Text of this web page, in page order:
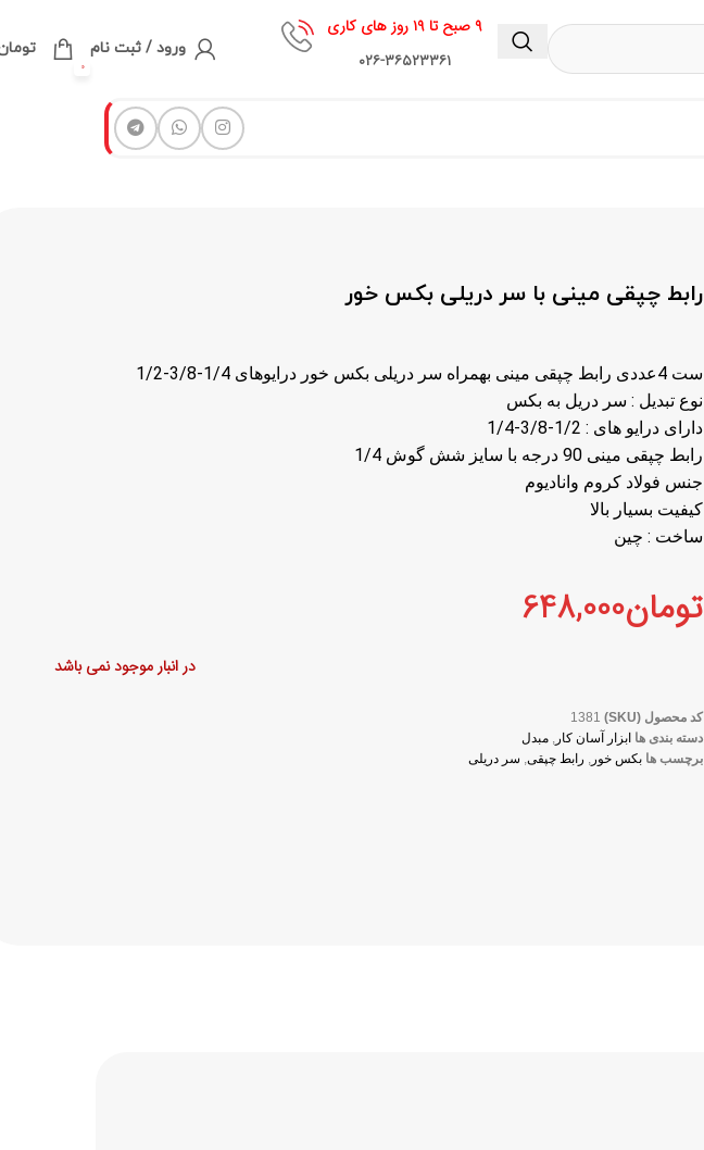
۹ صبح تا ۱۹ روز های کاری
۰۲۶-۳۶۵۲۳۳۶۱
ورود / ثبت نام
0
رابط چپقی مینی با سر دریلی بکس خور
ست 4عددی رابط چپقی مینی بهمراه سر دریلی بکس خور درایوهای 1/4-3/8-1/2
نوع تبدیل : سر دریل به بکس
دارای درایو های : 1/2-3/8-1/4
رابط چپقی مینی 90 درجه با سایز شش گوش 1/4
جنس فولاد کروم وانادیوم
کیفیت بسیار بالا
ساخت : چین
تومان648,000
در انبار موجود نمی باشد
کد محصول (SKU)
1381
دسته بندی ها ابزار آسان کار,مبدل
برچسب ها بکس خور, رابط چپقی, سر دریلی